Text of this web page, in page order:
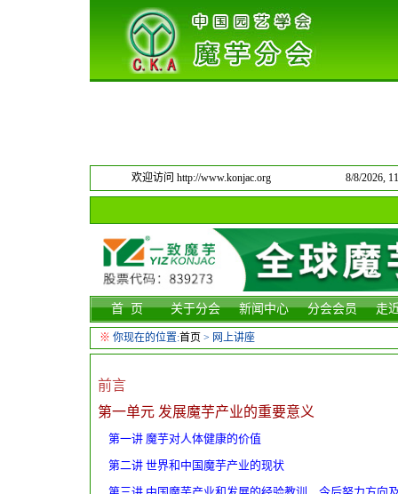
欢迎访问 http://www.konjac.org 8/8/2026,
首 页 关于分会 新闻中心 分会会员 走
※ 你现在的位置:首页 > 网上讲座
前言
第一单元 发展魔芋产业的重要意义
第一讲 魔芋对人体健康的价值
第二讲 世界和中国魔芋产业的现状